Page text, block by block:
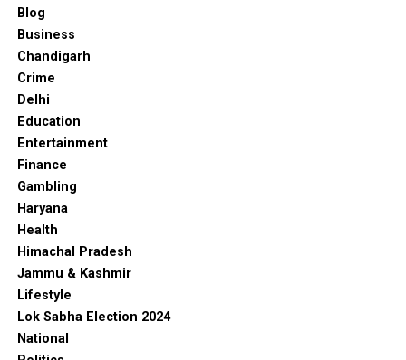
Blog
Business
Chandigarh
Crime
Delhi
Education
Entertainment
Finance
Gambling
Haryana
Health
Himachal Pradesh
Jammu & Kashmir
Lifestyle
Lok Sabha Election 2024
National